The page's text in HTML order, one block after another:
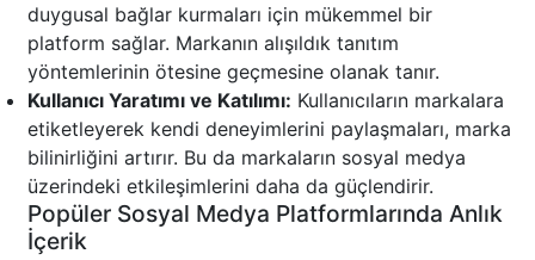
duygusal bağlar kurmaları için mükemmel bir
platform sağlar. Markanın alışıldık tanıtım
yöntemlerinin ötesine geçmesine olanak tanır.
Kullanıcı Yaratımı ve Katılımı: Kullanıcıların markalara
etiketleyerek kendi deneyimlerini paylaşmaları, marka
bilinirliğini artırır. Bu da markaların sosyal medya
üzerindeki etkileşimlerini daha da güçlendirir.
Popüler Sosyal Medya Platformlarında Anlık
İçerik